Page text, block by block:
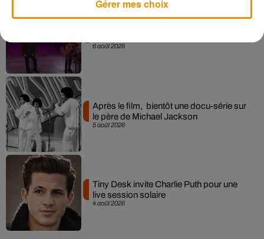
6 août 2026
5 août 2026
Après le film, bientôt une docu-série sur
le père de Michael Jackson
4 août 2026
Tiny Desk invite Charlie Puth pour une
live session solaire
Gérer mes choix